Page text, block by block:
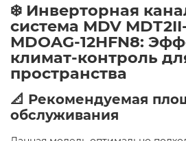
❄️ Инверторная
система MDV
MDOAG-12HFN8:
климат-контроль
пространства
📐 Рекомендуемая
обслуживания